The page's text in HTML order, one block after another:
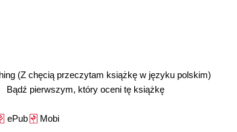
(Z chęcią przeczytam książkę w języku polskim)
Bądź pierwszym, który oceni tę książkę
Mobi